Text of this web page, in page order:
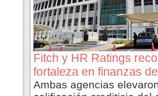
Fitch y HR Ratings
fortaleza en finanzas
Ambas agencias